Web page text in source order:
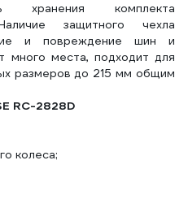
хранения комплекта
защитного чехла
и повреждение шин и
много места, подходит для
размеров до 215 мм общим
RC-2828D
колеса;